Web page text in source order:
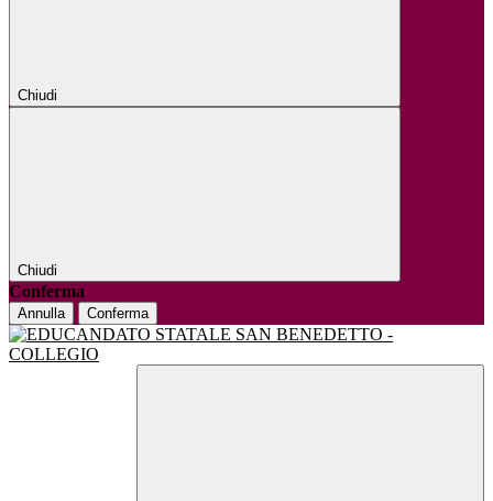
Chiudi
Chiudi
Conferma
Annulla Conferma